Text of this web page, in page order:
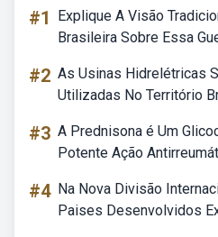
#1
Explique A Visão
Brasileira Sobre Essa
#2 As Usinas Hidrelétricas
Utilizadas No Território
#3 A Prednisona é Um
Potente Ação
#4 Na Nova Divisão
Paises Desenvolvidos